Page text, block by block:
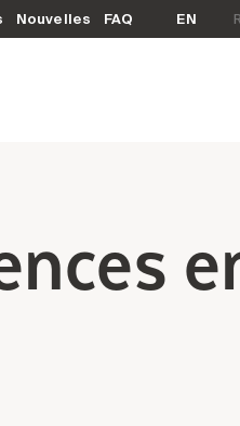
Nouvelles FAQ EN